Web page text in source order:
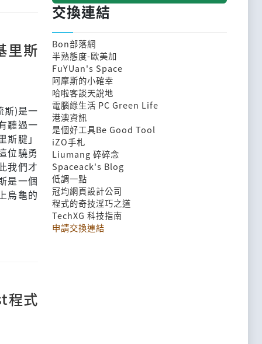
里斯
斯)是一
聽過一
腱」
位驍勇
我們才
是一個
烏龜的
程式
交換連結
Bon部落網
半熟態度-歐美加
FuYUan's Space
阿摩斯的小確幸
哈啦客談天說地
電腦綠生活 PC Green Life
港澳資訊
是個好工具Be Good Tool
iZO手札
Liumang 碎碎念
Spaceack's Blog
低調一點
冠均網頁設計公司
程式的奇技淫巧之道
TechXG 科技指南
申請交換連結